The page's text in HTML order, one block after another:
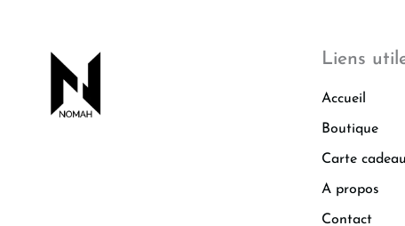
Liens
Accueil
Boutique
Carte cadeau
A propos
Contact